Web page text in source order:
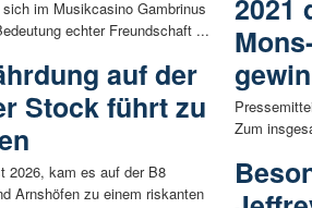
im Musikcasino Gambrinus
echter Freundschaft ...
auf der
Stock führt zu
2026, kam es auf der B8
Arnshöfen zu einem riskanten
2021
Zum